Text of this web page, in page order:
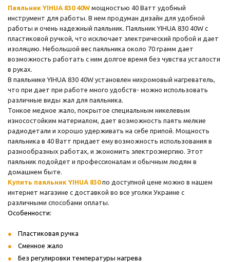
Паяльник YIHUA 830 40W мощностью 40 Ватт удобный
инструмент для работы. В нем продуман дизайн для удобной
работы и очень надежный паяльник. Паяльник YIHUA 830 40W с
пластиковой ручкой, что исключает электрический пробой и дает
изоляцию. Небольшой вес паяльника около 70 грамм дает
возможность работать с ним долгое время без чувства усталости
в руках.
В паяльнике YIHUA 830 40W установлен нихромовый нагреватель,
что при дает при работе много удобств- можно использовать
различные виды жал для паяльника.
Тонкое медное жало, покрытое специальным никелевым
износостойким материалом, дает возможность паять мелкие
радиодетали и хорошо удерживать на себе припой. Мощность
паяльника в 40 Ватт придает ему возможность использования в
разнообразных работах, и экономить электроэнергию. Этот
паяльник подойдет и профессионалам и обычным людям в
домашнем быте.
Купить паяльник YIHUA 830по доступной цене можно в нашем
интернет магазине с доставкой во все уголки Украине с
различными способами оплаты.
Особенности:
Пластиковая ручка
Сменное жало
Без регулировки температуры нагрева